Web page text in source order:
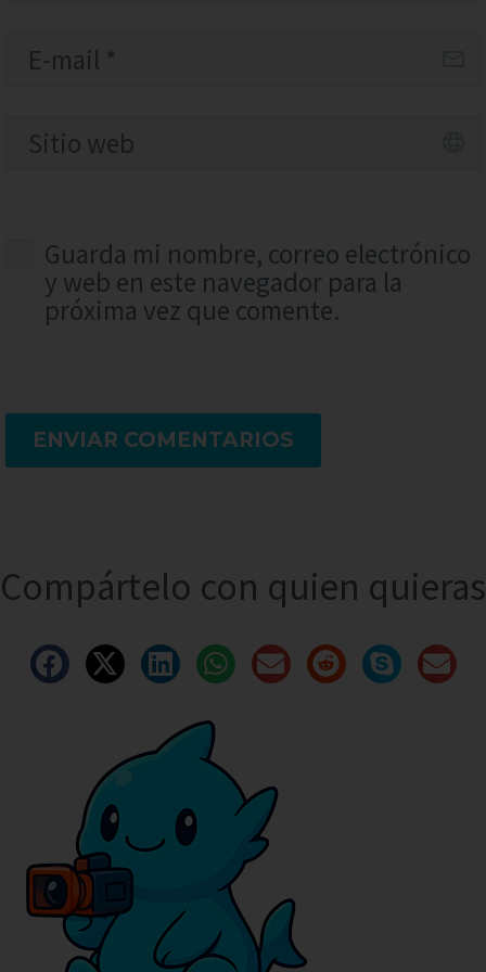
Guarda mi nombre, correo electrónico
y web en este navegador para la
próxima vez que comente.
ENVIAR COMENTARIOS
Compártelo con quien quieras